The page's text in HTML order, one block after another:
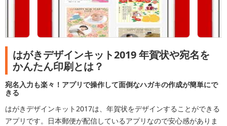
はがきデザインキット2019 年賀状や宛名を
かんたん印刷とは？
宛名入力も楽々！アプリで操作して面倒なハガキの作成が簡単にで
きる
はがきデザインキット2017は、年賀状をデザインすることができる
アプリです。日本郵便が配信しているアプリなので安心感がありま